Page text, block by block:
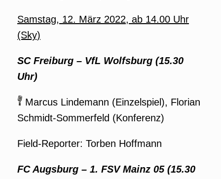
Samstag, 12. März 2022, ab 14.00 Uhr
(Sky)
SC Freiburg – VfL Wolfsburg (15.30
Uhr)
Marcus Lindemann (Einzelspiel), Florian
Schmidt-Sommerfeld (Konferenz)
Field-Reporter: Torben Hoffmann
FC Augsburg – 1. FSV Mainz 05 (15.30